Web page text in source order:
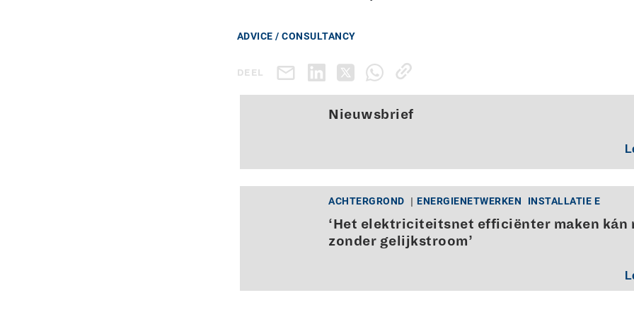
ADVICE / CONSULTANCY
DEEL
Nieuwsbrief
ACHTERGROND ENERGIENETWERKEN INSTALLATIE E
‘Het elektriciteitsnet efficiënter maken kán
zonder gelijkstroom’